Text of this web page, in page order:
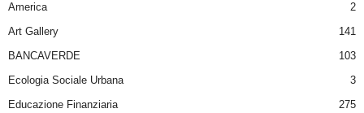
America
2
Art Gallery
141
BANCAVERDE
103
Ecologia Sociale Urbana
3
Educazione Finanziaria
275